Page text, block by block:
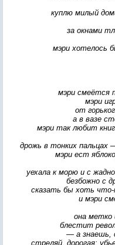
куплю милый
за окнами
мэри хотелось
мэри смеётся
мэри
от
а в вазе
мэри так любит
дрожь в тонких пальцах
мэри ест
уехала к морю и с
безбожно с
сказать бы хоть что-
и мэри
она метко
блестит
— а знаешь,
стреляй, дорогая;